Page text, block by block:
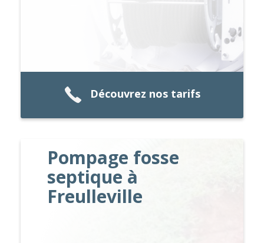
Découvrez nos tarifs
Pompage fosse
septique à
Freulleville